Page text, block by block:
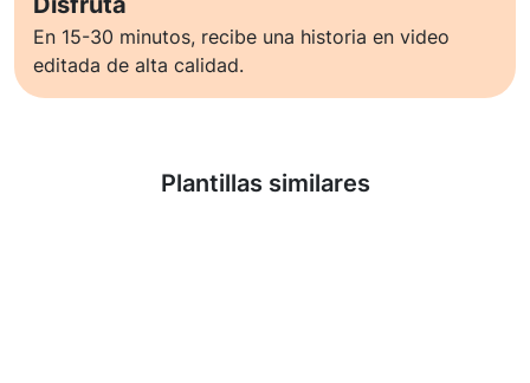
En 15-30 minutos, recibe una historia en video
editada de alta calidad.
Plantillas similares
Saber más